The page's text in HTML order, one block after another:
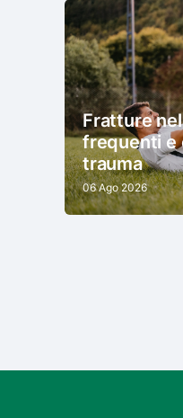
Fratture
frequenti e
trauma
06 Ago 2026